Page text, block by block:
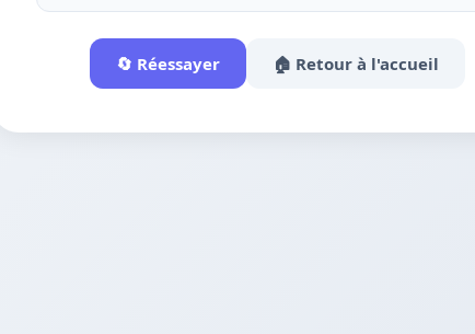
🔄 Réessayer 🏠 Retour à l'accueil